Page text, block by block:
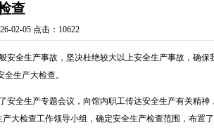
查
02-05 点击：10622
全生产事故，坚决杜绝较大以上安全生产事故，确保
生产大检查。
全生产专题会议，向馆内职工传达安全生产有关精神，
大检查工作领导小组，确定安全生产检查范围，布置